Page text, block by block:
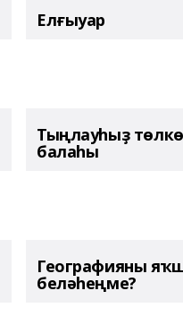
Елғыуар
Тыңлауһыҙ төлкө
балаһы
Географияны
беләһеңме?